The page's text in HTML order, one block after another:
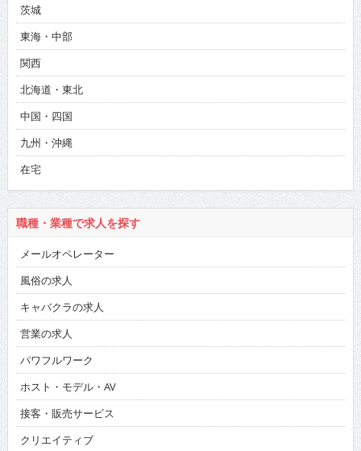
茨城
東海・中部
関西
北海道・東北
中国・四国
九州・沖縄
在宅
職種・業種で求人を探す
メールオペレーター
風俗の求人
キャバクラの求人
営業の求人
パワフルワーク
ホスト・モデル・AV
接客・販売サービス
クリエイティブ